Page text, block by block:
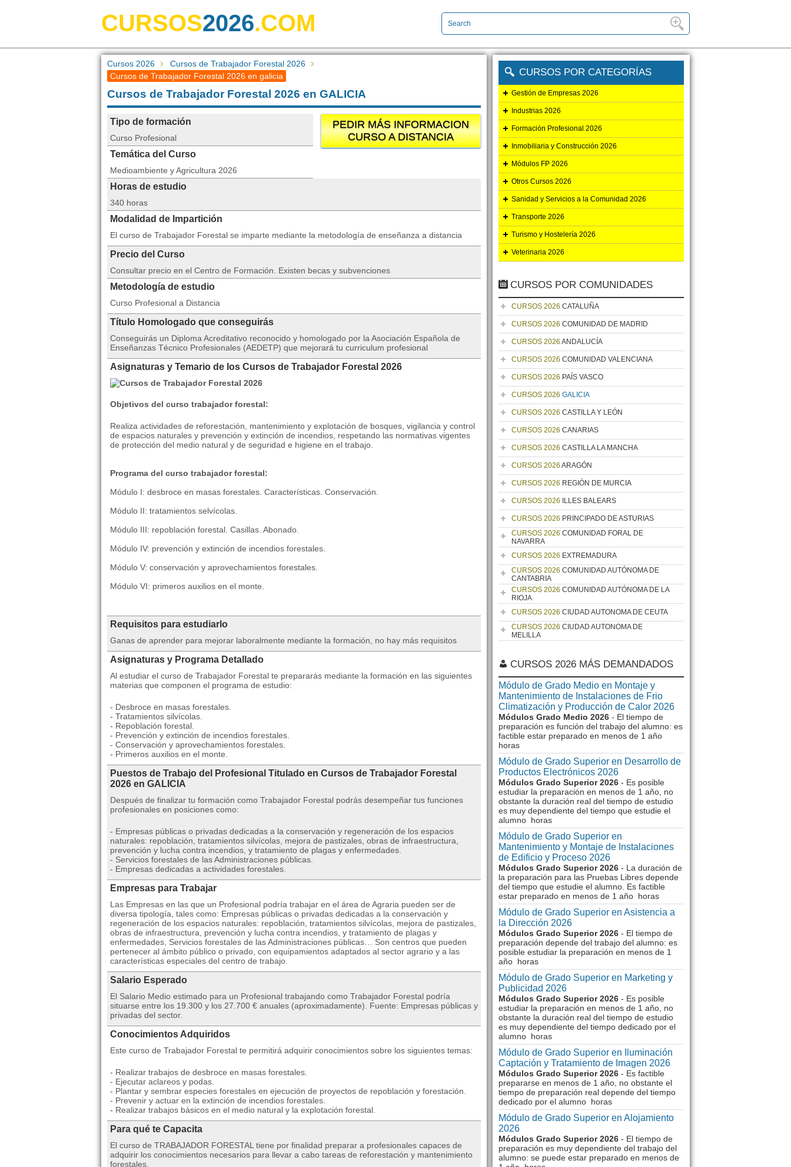
CURSOS2026.COM
Cursos 2026
Cursos de Trabajador Forestal 2026
Cursos de Trabajador Forestal 2026 en galicia
Cursos de Trabajador Forestal 2026 en GALICIA
PEDIR MÁS INFORMACION
CURSO A DISTANCIA
Tipo de formación
Curso Profesional
Temática del Curso
Medioambiente y Agricultura 2026
Horas de estudio
340 horas
Modalidad de Impartición
El curso de Trabajador Forestal se imparte mediante la metodología de enseñanza a distancia
Precio del Curso
Consultar precio en el Centro de Formación. Existen becas y subvenciones
Metodología de estudio
Curso Profesional a Distancia
Título Homologado que conseguirás
Conseguirás un Diploma Acreditativo reconocido y homologado por la Asociación Española de
Enseñanzas Técnico Profesionales (AEDETP) que mejorará tu curriculum profesional
Asignaturas y Temario de los Cursos de Trabajador Forestal 2026
Objetivos del curso trabajador forestal:
Realiza actividades de reforestación, mantenimiento y explotación de bosques, vigilancia y control
de espacios naturales y prevención y extinción de incendios, respetando las normativas vigentes
de protección del medio natural y de seguridad e higiene en el trabajo.
Programa del curso trabajador forestal:
Módulo I: desbroce en masas forestales. Características. Conservación.
Módulo II: tratamientos selvícolas.
Módulo III: repoblación forestal. Casillas. Abonado.
Módulo IV: prevención y extinción de incendios forestales.
Módulo V: conservación y aprovechamientos forestales.
Módulo VI: primeros auxilios en el monte.
Requisitos para estudiarlo
Ganas de aprender para mejorar laboralmente mediante la formación, no hay más requisitos
Asignaturas y Programa Detallado
Al estudiar el curso de Trabajador Forestal te prepararás mediante la formación en las siguientes
materias que componen el programa de estudio:
- Desbroce en masas forestales.
- Tratamientos silvícolas.
- Repoblación forestal.
- Prevención y extinción de incendios forestales.
- Conservación y aprovechamientos forestales.
- Primeros auxilios en el monte.
Puestos de Trabajo del Profesional Titulado en Cursos de Trabajador Forestal
2026 en GALICIA
Después de finalizar tu formación como Trabajador Forestal podrás desempeñar tus funciones
profesionales en posiciones como:
- Empresas públicas o privadas dedicadas a la conservación y regeneración de los espacios
naturales: repoblación, tratamientos silvícolas, mejora de pastizales, obras de infraestructura,
prevención y lucha contra incendios, y tratamiento de plagas y enfermedades.
- Servicios forestales de las Administraciones públicas.
- Empresas dedicadas a actividades forestales.
Empresas para Trabajar
Las Empresas en las que un Profesional podría trabajar en el área de Agraria pueden ser de
diversa tipología, tales como: Empresas públicas o privadas dedicadas a la conservación y
regeneración de los espacios naturales: repoblación, tratamientos silvícolas, mejora de pastizales,
obras de infraestructura, prevención y lucha contra incendios, y tratamiento de plagas y
enfermedades, Servicios forestales de las Administraciones públicas… Son centros que pueden
pertenecer al ámbito público o privado, con equipamientos adaptados al sector agrario y a las
características especiales del centro de trabajo.
Salario Esperado
El Salario Medio estimado para un Profesional trabajando como Trabajador Forestal podría
situarse entre los 19.300 y los 27.700 € anuales (aproximadamente). Fuente: Empresas públicas y
privadas del sector.
Conocimientos Adquiridos
Este curso de Trabajador Forestal te permitirá adquirir conocimientos sobre los siguientes temas:
- Realizar trabajos de desbroce en masas forestales.
- Ejecutar aclareos y podas.
- Plantar y sembrar especies forestales en ejecución de proyectos de repoblación y forestación.
- Prevenir y actuar en la extinción de incendios forestales.
- Realizar trabajos básicos en el medio natural y la explotación forestal.
Para qué te Capacita
El curso de TRABAJADOR FORESTAL tiene por finalidad preparar a profesionales capaces de
adquirir los conocimientos necesarios para llevar a cabo tareas de reforestación y mantenimiento
forestales.
CURSOS POR CATEGORÍAS
Gestión de Empresas 2026
Industrias 2026
Formación Profesional 2026
Inmobiliaria y Construcción 2026
Módulos FP 2026
Otros Cursos 2026
Sanidad y Servicios a la Comunidad 2026
Transporte 2026
Turismo y Hostelería 2026
Veterinaria 2026
CURSOS POR COMUNIDADES
CURSOS 2026 CATALUÑA
CURSOS 2026 COMUNIDAD DE MADRID
CURSOS 2026 ANDALUCÍA
CURSOS 2026 COMUNIDAD VALENCIANA
CURSOS 2026 PAÍS VASCO
CURSOS 2026 GALICIA
CURSOS 2026 CASTILLA Y LEÓN
CURSOS 2026 CANARIAS
CURSOS 2026 CASTILLA LA MANCHA
CURSOS 2026 ARAGÓN
CURSOS 2026 REGIÓN DE MURCIA
CURSOS 2026 ILLES BALEARS
CURSOS 2026 PRINCIPADO DE ASTURIAS
CURSOS 2026 COMUNIDAD FORAL DE
NAVARRA
CURSOS 2026 EXTREMADURA
CURSOS 2026 COMUNIDAD AUTÓNOMA DE
CANTABRIA
CURSOS 2026 COMUNIDAD AUTÓNOMA DE LA
RIOJA
CURSOS 2026 CIUDAD AUTONOMA DE CEUTA
CURSOS 2026 CIUDAD AUTONOMA DE
MELILLA
CURSOS 2026 MÁS DEMANDADOS
Módulo de Grado Medio en Montaje y
Mantenimiento de Instalaciones de Frio
Climatización y Producción de Calor 2026
Módulos Grado Medio 2026 - El tiempo de
preparación es función del trabajo del alumno: es
factible estar preparado en menos de 1 año
horas
Módulo de Grado Superior en Desarrollo de
Productos Electrónicos 2026
Módulos Grado Superior 2026 - Es posible
estudiar la preparación en menos de 1 año, no
obstante la duración real del tiempo de estudio
es muy dependiente del tiempo que estudie el
alumno horas
Módulo de Grado Superior en
Mantenimiento y Montaje de Instalaciones
de Edificio y Proceso 2026
Módulos Grado Superior 2026 - La duración de
la preparación para las Pruebas Libres depende
del tiempo que estudie el alumno. Es factible
estar preparado en menos de 1 año horas
Módulo de Grado Superior en Asistencia a
la Dirección 2026
Módulos Grado Superior 2026 - El tiempo de
preparación depende del trabajo del alumno: es
posible estudiar la preparación en menos de 1
año horas
Módulo de Grado Superior en Marketing y
Publicidad 2026
Módulos Grado Superior 2026 - Es posible
estudiar la preparación en menos de 1 año, no
obstante la duración real del tiempo de estudio
es muy dependiente del tiempo dedicado por el
alumno horas
Módulo de Grado Superior en Iluminación
Captación y Tratamiento de Imagen 2026
Módulos Grado Superior 2026 - Es factible
prepararse en menos de 1 año, no obstante el
tiempo de preparación real depende del tiempo
dedicado por el alumno horas
Módulo de Grado Superior en Alojamiento
2026
Módulos Grado Superior 2026 - El tiempo de
preparación es muy dependiente del trabajo del
alumno: se puede estar preparado en menos de